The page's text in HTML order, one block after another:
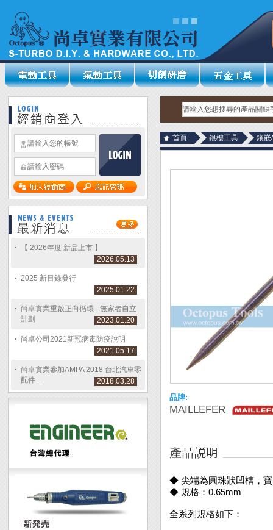
【 2026年度 新品上市 】
2026.05.13
2025 新目錄發行
2025.01.22
尚卓實業重啟正向循環 - 無家者自立
計劃
2023.01.20
尚卓公司2021新冠病毒防疫說明
2021.05.17
尚卓實業參加AMPA 2018 台北汽車零
配件 ...
2018.03.28
首頁 銀樓工具 鑲嵌
品牌:
MAILLEFER
◆ 尖端為圓珠狀凹槽，
◆ 規格：0.65mm
全系列規格如下：